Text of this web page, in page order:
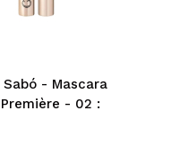
Sabó - Mascara
- 02 :